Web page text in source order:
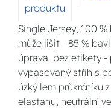
produktu
Single Jersey, 100
může lišit - 85 %
úprava. bez etikety
vypasovaný střih s
úzký lem průkrčníku
elastanu, neutrální